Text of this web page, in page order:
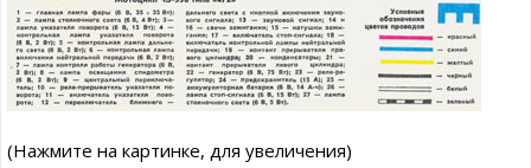
(Нажмите на картинке, для увеличения)